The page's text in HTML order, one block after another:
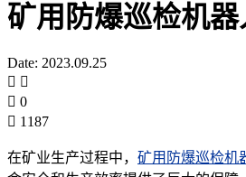
矿用防爆巡检机器
Date: 2023.09.25
0
1187
在矿业生产过程中， 矿用防爆巡检机